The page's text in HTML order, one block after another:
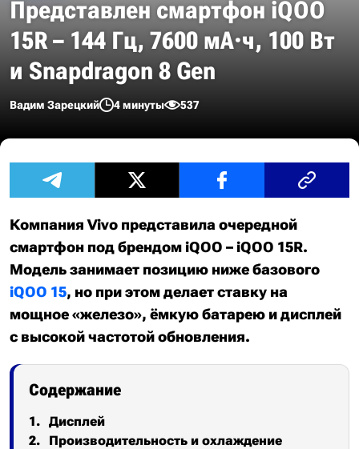
Представлен смартфон iQOO
15R – 144 Гц, 7600 мА·ч, 100 Вт
и Snapdragon 8 Gen
Вадим Зарецкий 4 минуты 537
Компания Vivo представила очередной
смартфон под брендом iQOO – iQOO 15R.
Модель занимает позицию ниже базового
iQOO 15, но при этом делает ставку на
мощное «железо», ёмкую батарею и дисплей
с высокой частотой обновления.
Содержание
Дисплей
Производительность и охлаждение